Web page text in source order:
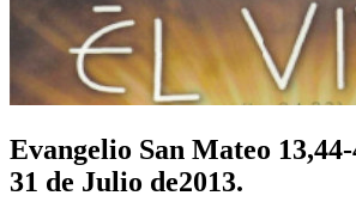
Evangelio San Mateo
31 de Julio de2013.